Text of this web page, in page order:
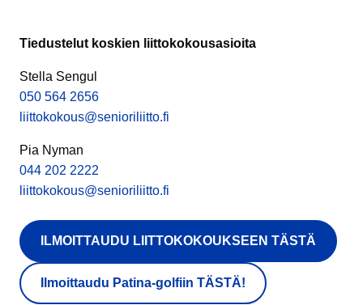
Tiedustelut koskien liittokokousasioita
Stella Sengul
050 564 2656
liittokokous@senioriliitto.fi
Pia Nyman
044 202 2222
liittokokous@senioriliitto.fi
ILMOITTAUDU LIITTOKOKOUKSEEN TÄSTÄ
Ilmoittaudu Patina-golfiin TÄSTÄ!